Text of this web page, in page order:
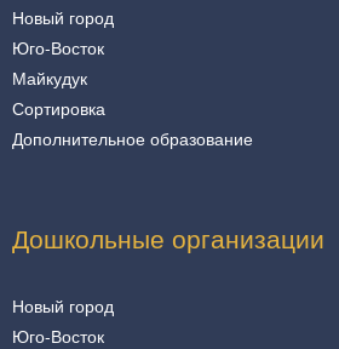
Новый город
Юго-Восток
Майкудук
Сортировка
Дополнительное образование
Дошкольные организации
Новый город
Юго-Восток